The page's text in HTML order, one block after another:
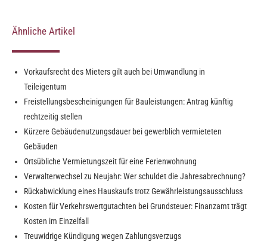
Ähnliche Artikel
Vorkaufsrecht des Mieters gilt auch bei Umwandlung in
Teileigentum
Freistellungsbescheinigungen für Bauleistungen: Antrag künftig
rechtzeitig stellen
Kürzere Gebäudenutzungsdauer bei gewerblich vermieteten
Gebäuden
Ortsübliche Vermietungszeit für eine Ferienwohnung
Verwalterwechsel zu Neujahr: Wer schuldet die Jahresabrechnung?
Rückabwicklung eines Hauskaufs trotz Gewährleistungsausschluss
Kosten für Verkehrswertgutachten bei Grundsteuer: Finanzamt trägt
Kosten im Einzelfall
Treuwidrige Kündigung wegen Zahlungsverzugs